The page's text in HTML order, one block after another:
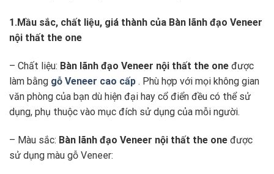
1.Mầu sắc, chất liệu, giá thành của Bàn lãnh đạo Veneer
nội thất the one
– Chất liệu: Bàn lãnh đạo Veneer nội thất the one được
làm bằng gỗ Veneer cao cấp . Phù hợp với mọi không gian
văn phòng của bạn dù hiện đại hay cổ điển đều có thể sử
dụng, phụ thuộc vào mục đích sử dụng của mỗi người.
– Màu sắc: Bàn lãnh đạo Veneer nội thất the one được
sử dụng màu gỗ Veneer: